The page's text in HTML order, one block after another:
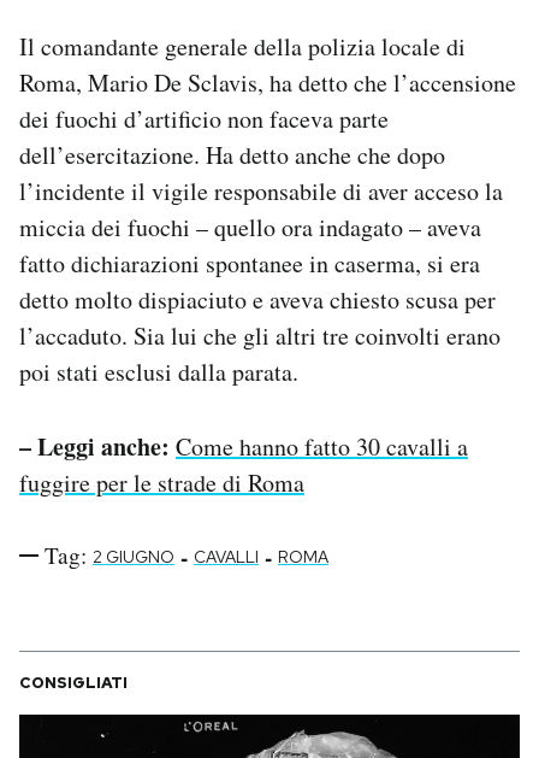
Il comandante generale della polizia locale di
Roma, Mario De Sclavis, ha detto che l’accensione
dei fuochi d’artificio non faceva parte
dell’esercitazione. Ha detto anche che dopo
l’incidente il vigile responsabile di aver acceso la
miccia dei fuochi – quello ora indagato – aveva
fatto dichiarazioni spontanee in caserma, si era
detto molto dispiaciuto e aveva chiesto scusa per
l’accaduto. Sia lui che gli altri tre coinvolti erano
poi stati esclusi dalla parata.
– Leggi anche: Come hanno fatto 30 cavalli a
fuggire per le strade di Roma
Tag: 2 GIUGNO - CAVALLI - ROMA
CONSIGLIATI